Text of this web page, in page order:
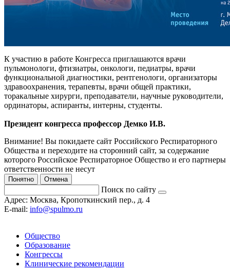
К участию в работе Конгресса приглашаются врачи
пульмонологи, фтизиатры, онкологи, педиатры, врачи
функциональной диагностики, рентгенологи, организаторы
здравоохранения, терапевты, врачи общей практики,
торакальные хирурги, преподаватели, научные руководители,
ординаторы, аспиранты, интерны, студенты.
Президент конгресса профессор Демко И.В.
Внимание! Вы покидаете сайт Российского Респираторного
Общества и переходите на сторонний сайт, за содержание
которого Российское Респираторное Общество и его партнеры
ответственности не несут
Понятно Отмена
Поиск по сайту
Адрес: Москва, Кропоткинский пер., д. 4
E-mail: info@spulmo.ru
Общество
Образование
Конгрессы
Клинические рекомендации